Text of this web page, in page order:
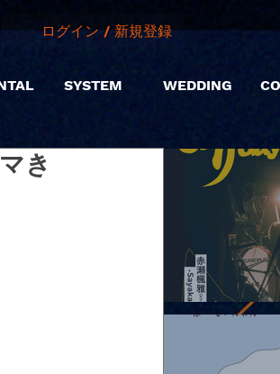
ログイン / 新規登録
SYSTEM WEDDING
き
2026.08.06 |【観覧】